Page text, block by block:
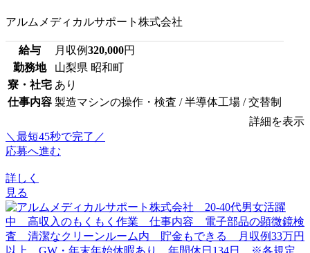
アルムメディカルサポート株式会社
給与 月収例320,000円
勤務地
山梨県 昭和町
寮・社宅 あり
仕事内容 製造マシンの操作・検査 / 半導体工場 / 交替制
詳細を表示
＼最短45秒で完了／
応募へ進む
詳しく
見る